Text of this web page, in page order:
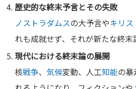
歴史的な終末予言とその失敗
ノストラダムスの大予言やキリス
れも成就せず、それが新たな終末
現代における終末論の展開
核戦争、気候変動、人工知能の暴